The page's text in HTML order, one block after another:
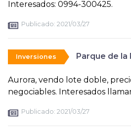
Interesados: 0994-300425.
Publicado: 2021/03/27
Inversiones Parque de la
Aurora, vendo lote doble,
negociables. Interesados
Publicado: 2021/03/27